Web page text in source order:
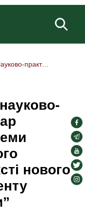
На Педагогічному Факультеті МЕГУ Науково-практичний Семінар “Актуальні Проблеми Підготовки Творчого Педагога В Контексті Нового Базового Компоненту Дошкільної Освіти”
нового